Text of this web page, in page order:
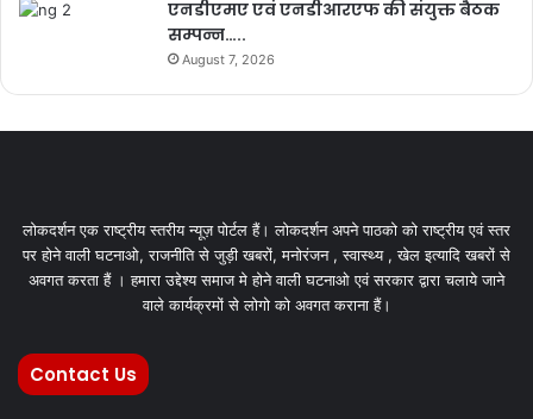
एनडीएमए एवं एनडीआरएफ की संयुक्त बैठक
सम्पन्न…..
August 7, 2026
लोकदर्शन एक राष्ट्रीय स्तरीय न्यूज़ पोर्टल हैं। लोकदर्शन अपने पाठको को राष्ट्रीय एवं स्तर
पर होने वाली घटनाओ, राजनीति से जुड़ी खबरों, मनोरंजन , स्वास्थ्य , खेल इत्यादि खबरों से
अवगत करता हैं । हमारा उद्देश्य समाज मे होने वाली घटनाओ एवं सरकार द्वारा चलाये जाने
वाले कार्यक्रमों से लोगो को अवगत कराना हैं।
Contact Us